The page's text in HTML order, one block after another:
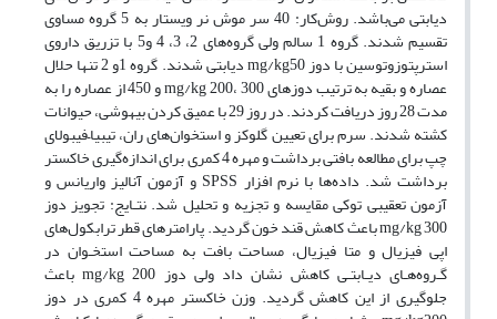
دیابتی می‌باشد. روش‌کار:‌ ‌40 سر موش نر ویستار به 5 گروه مساوی
تقسیم شدند. گروه 1 سالم ولی گروه‌های 2، 3، 4 و5 با تزریق داروی
استرپتوزوتوسین با دوز ‌mg/kg50 دیابتی شدند. گروه 1و 2 تنها حلال
عصاره و بقیه به ترتیب دوزهای ‌mg/kg‌ 200، 300 و 450 از عصاره را به
مدت 28 روز دریافت کردند. در روز 29 با عمیق کردن بیهوشی، حیوانات
کشته شدند. سرم برای تعیین گلوکز و استخوان‌های ران، تیبیا–فیبولای
چپ برای مطالعه بافتی برداشت و مهره 4 کمری برای اندازه‌گیری خاکستر
برداشت شد. داده‌ها با نرم افزار ‌SPSS‌ و آزمون آنالیز واریانس و
آزمون تعقیبی توکی مقایسه و تجزیه و تحلیل شد. نتـایج: تجویز دوز
‌mg/kg‌ 300 باعث کاهش قند خون گردید. پارامترهای قطر ترابکول‌های
اپی فیزیال و متا فیزیال، مساحت بافت به مساحت استخـوان در
گـروه‌هـای دیـابتـی کاهش نشان داد ولی دوز ‌mg/kg‌ 200 باعث
جلوگیری از این کاهش گردید. وزن خاکستر مهره 4 کمری در دوز